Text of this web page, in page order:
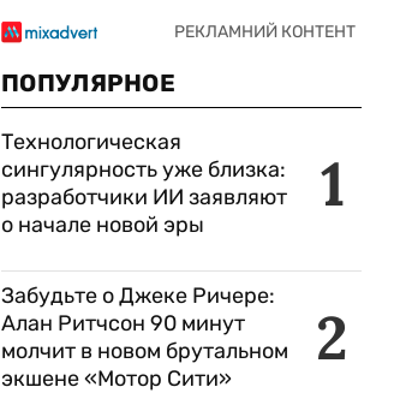
ПОПУЛЯРНОЕ
1
Технологическая
сингулярность уже близка:
разработчики ИИ заявляют
о начале новой эры
2
Забудьте о Джеке Ричере:
Алан Ритчсон 90 минут
молчит в новом брутальном
экшене «Мотор Сити»